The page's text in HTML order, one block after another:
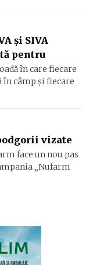
și SIVA
pentru
în care fiecare
câmp și fiecare
vizate
face un nou pas
„Nufarm